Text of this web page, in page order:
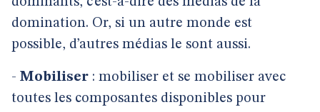
domination. Or, si un autre monde est
possible, d’autres médias le sont aussi.
- Mobiliser : mobiliser et se mobiliser avec
toutes les composantes disponibles pour